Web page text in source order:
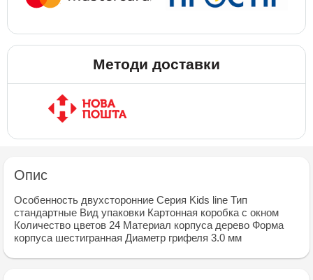
Методи доставки
Опис
Особенность двухсторонние Серия Kids line Тип
стандартные Вид упаковки Картонная коробка с окном
Количество цветов 24 Материал корпуса дерево Форма
корпуса шестигранная Диаметр грифеля 3.0 мм